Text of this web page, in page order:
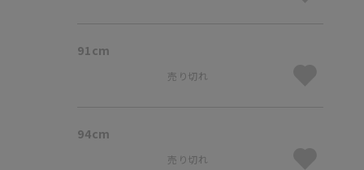
91cm
売り切れ
94cm
売り切れ